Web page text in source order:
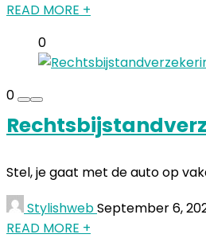
READ MORE +
0
0
Stel, je gaat met de auto op
StylishwebSeptember 6,
READ MORE +